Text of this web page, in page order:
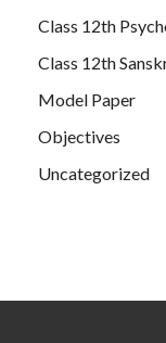
Class 12th
Class 12th
Model Paper
Objectives
Uncategorized